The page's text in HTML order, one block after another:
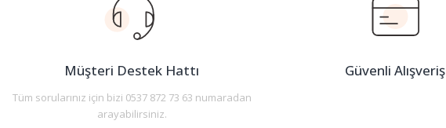
Müşteri Destek Hattı
Tüm sorularınız için bizi 0537 872 73 63 numaradan
arayabilirsiniz.
Güvenli Alışveriş